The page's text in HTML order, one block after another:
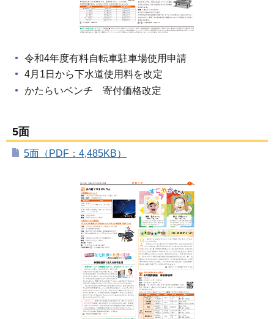
令和4年度有料自転車駐車場使用申請
4月1日から下水道使用料を改定
かたらいベンチ 寄付価格改定
5面
5面（PDF：4,485KB）